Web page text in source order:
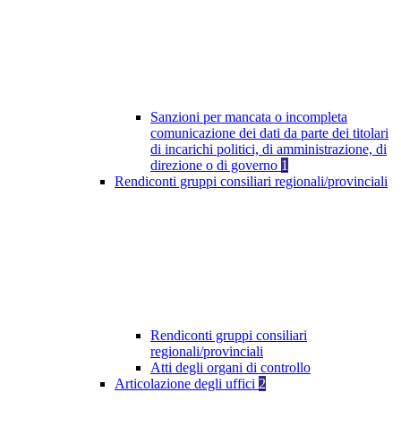
Sanzioni per mancata o incompleta
comunicazione dei dati da parte dei titolari
di incarichi politici, di amministrazione, di
direzione o di governo 1
Rendiconti gruppi consiliari regionali/provinciali
Rendiconti gruppi consiliari
regionali/provinciali
Atti degli organi di controllo
Articolazione degli uffici 2